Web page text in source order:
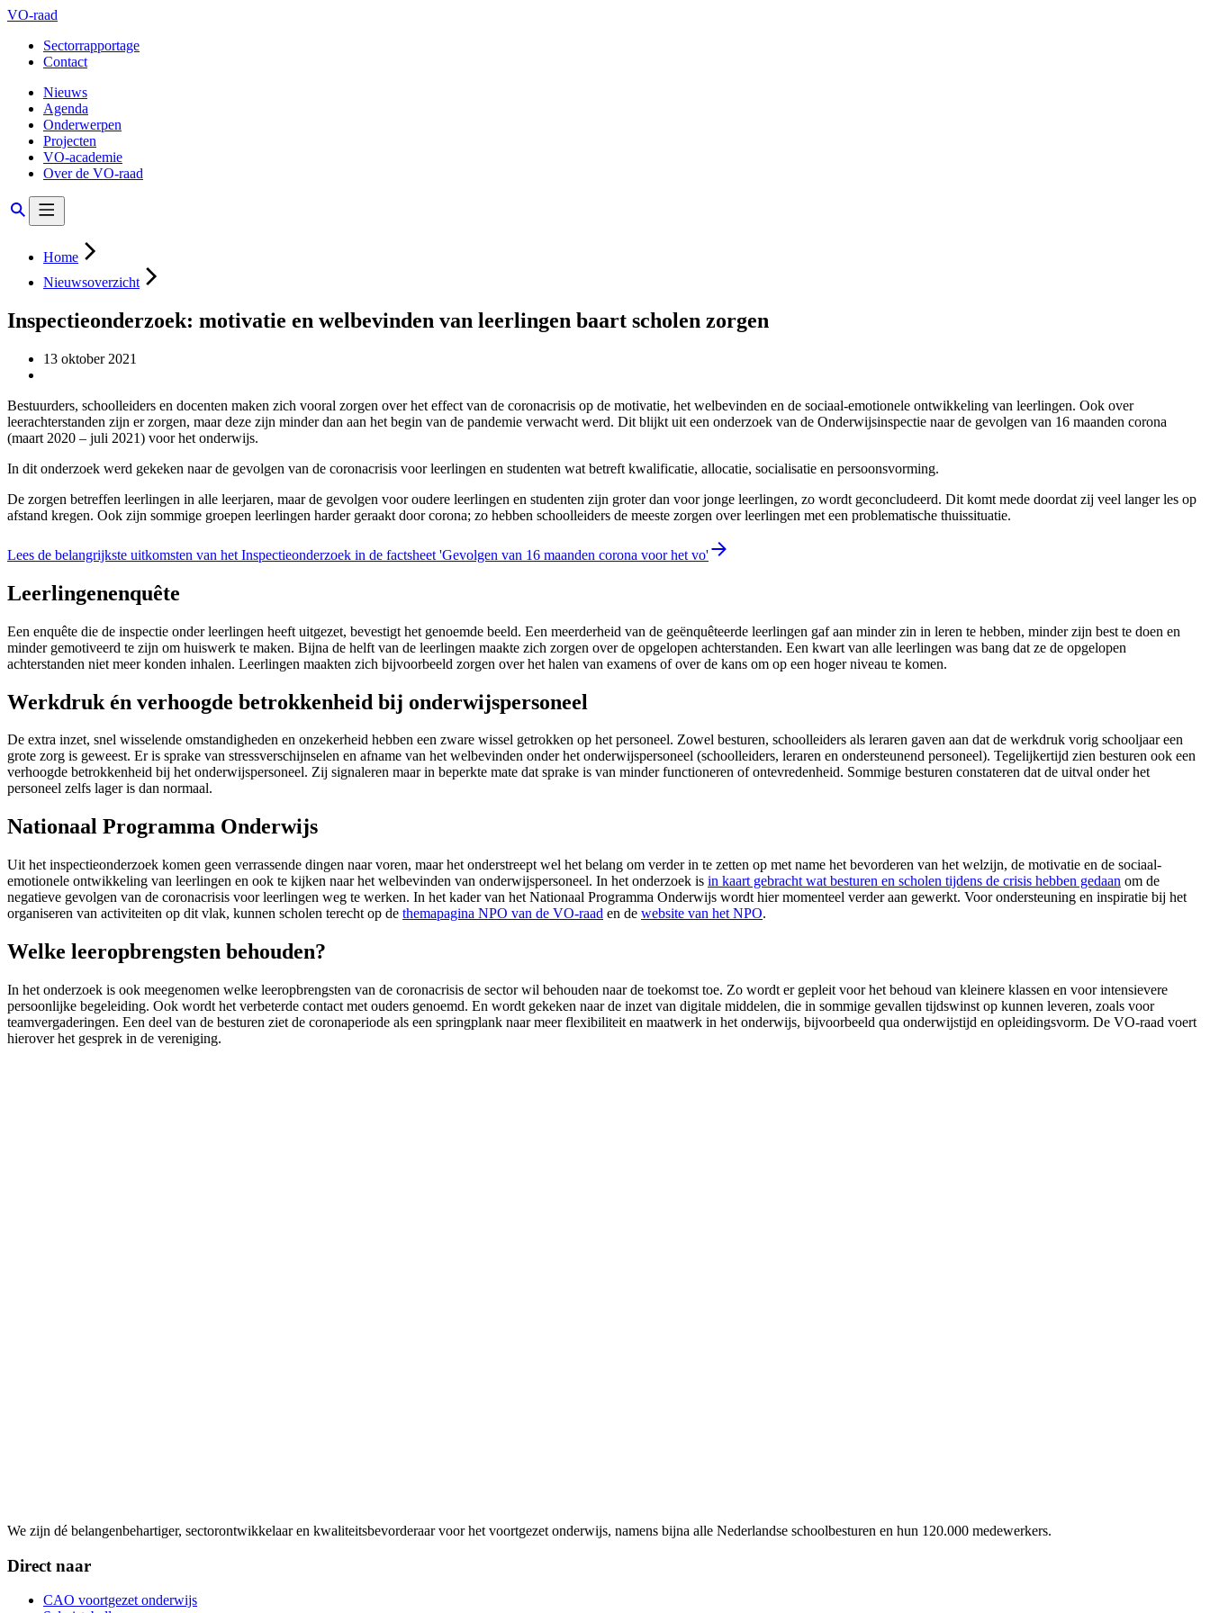
VO-raad
Sectorrapportage
Contact
Nieuws
Agenda
Onderwerpen
Projecten
VO-academie
Over de VO-raad
Home
Nieuwsoverzicht
Inspectieonderzoek: motivatie en welbevinden van leerlingen baart scholen zorgen
13 oktober 2021
Bestuurders, schoolleiders en docenten maken zich vooral zorgen over het effect van de coronacrisis op de motivatie, het welbevinden en de sociaal-emotionele ontwikkeling van leerlingen. Ook over
leerachterstanden zijn er zorgen, maar deze zijn minder dan aan het begin van de pandemie verwacht werd. Dit blijkt uit een onderzoek van de Onderwijsinspectie naar de gevolgen van 16 maanden corona
(maart 2020 – juli 2021) voor het onderwijs.
In dit onderzoek werd gekeken naar de gevolgen van de coronacrisis voor leerlingen en studenten wat betreft kwalificatie, allocatie, socialisatie en persoonsvorming.
De zorgen betreffen leerlingen in alle leerjaren, maar de gevolgen voor oudere leerlingen en studenten zijn groter dan voor jonge leerlingen, zo wordt geconcludeerd. Dit komt mede doordat zij veel langer les op
afstand kregen. Ook zijn sommige groepen leerlingen harder geraakt door corona; zo hebben schoolleiders de meeste zorgen over leerlingen met een problematische thuissituatie.
Lees de belangrijkste uitkomsten van het Inspectieonderzoek in de factsheet 'Gevolgen van 16 maanden corona voor het vo'
Leerlingenenquête
Een enquête die de inspectie onder leerlingen heeft uitgezet, bevestigt het genoemde beeld. Een meerderheid van de geënquêteerde leerlingen gaf aan minder zin in leren te hebben, minder zijn best te doen en
minder gemotiveerd te zijn om huiswerk te maken. Bijna de helft van de leerlingen maakte zich zorgen over de opgelopen achterstanden. Een kwart van alle leerlingen was bang dat ze de opgelopen
achterstanden niet meer konden inhalen. Leerlingen maakten zich bijvoorbeeld zorgen over het halen van examens of over de kans om op een hoger niveau te komen.
Werkdruk én verhoogde betrokkenheid bij onderwijspersoneel
De extra inzet, snel wisselende omstandigheden en onzekerheid hebben een zware wissel getrokken op het personeel. Zowel besturen, schoolleiders als leraren gaven aan dat de werkdruk vorig schooljaar een
grote zorg is geweest. Er is sprake van stressverschijnselen en afname van het welbevinden onder het onderwijspersoneel (schoolleiders, leraren en ondersteunend personeel). Tegelijkertijd zien besturen ook een
verhoogde betrokkenheid bij het onderwijspersoneel. Zij signaleren maar in beperkte mate dat sprake is van minder functioneren of ontevredenheid. Sommige besturen constateren dat de uitval onder het
personeel zelfs lager is dan normaal.
Nationaal Programma Onderwijs
Uit het inspectieonderzoek komen geen verrassende dingen naar voren, maar het onderstreept wel het belang om verder in te zetten op met name het bevorderen van het welzijn, de motivatie en de sociaal-
emotionele ontwikkeling van leerlingen en ook te kijken naar het welbevinden van onderwijspersoneel. In het onderzoek is in kaart gebracht wat besturen en scholen tijdens de crisis hebben gedaan om de
negatieve gevolgen van de coronacrisis voor leerlingen weg te werken. In het kader van het Nationaal Programma Onderwijs wordt hier momenteel verder aan gewerkt. Voor ondersteuning en inspiratie bij het
organiseren van activiteiten op dit vlak, kunnen scholen terecht op de themapagina NPO van de VO-raad en de website van het NPO.
Welke leeropbrengsten behouden?
In het onderzoek is ook meegenomen welke leeropbrengsten van de coronacrisis de sector wil behouden naar de toekomst toe. Zo wordt er gepleit voor het behoud van kleinere klassen en voor intensievere
persoonlijke begeleiding. Ook wordt het verbeterde contact met ouders genoemd. En wordt gekeken naar de inzet van digitale middelen, die in sommige gevallen tijdswinst op kunnen leveren, zoals voor
teamvergaderingen. Een deel van de besturen ziet de coronaperiode als een springplank naar meer flexibiliteit en maatwerk in het onderwijs, bijvoorbeeld qua onderwijstijd en opleidingsvorm. De VO-raad voert
hierover het gesprek in de vereniging.
We zijn dé belangenbehartiger, sectorontwikkelaar en kwaliteitsbevorderaar voor het voortgezet onderwijs, namens bijna alle Nederlandse schoolbesturen en hun 120.000 medewerkers.
Direct naar
CAO voortgezet onderwijs